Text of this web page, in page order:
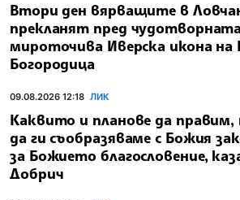
Втори ден вярващите в
прекланят пред
мироточива Иверска икона на
Богородица
09.08.2026 12:18 ЛИК
Каквито и планове да
да ги съобразяваме с Божия
за Божието благословение,
Добрич